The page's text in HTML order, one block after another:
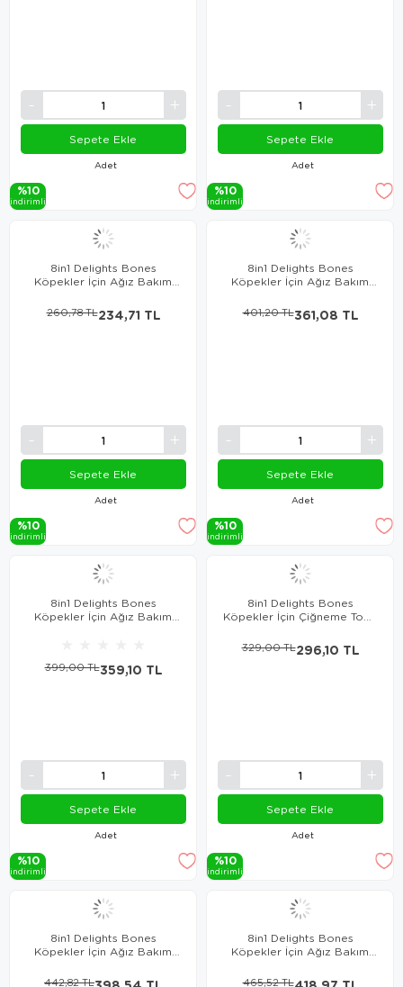
Adet
Sepete Ekle
%10
i̇ndi̇ri̇mli̇
Adet
Sepete Ekle
%10
i̇ndi̇ri̇mli̇
8in1 Delights Bones
Köpekler İçin Ağız Bakım
Adet
234,71 TL
260,78 TL
Sepete Ekle
%10
i̇ndi̇ri̇mli̇
8in1 Delights Bones
Köpekler İçin Ağız Bakım
Adet
361,08 TL
401,20 TL
Sepete Ekle
%10
i̇ndi̇ri̇mli̇
8in1 Delights Bones
Köpekler İçin Ağız Bakım
Adet
359,10 TL
399,00 TL
Sepete Ekle
%10
i̇ndi̇ri̇mli̇
8in1 Delights Bones
Köpekler İçin Çiğneme Topu
Adet
296,10 TL
329,00 TL
Sepete Ekle
%10
i̇ndi̇ri̇mli̇
8in1 Delights Bones
Köpekler İçin Ağız Bakım
442,82 TL
8in1 Delights Bones
Köpekler İçin Ağız Bakım
465,52 TL